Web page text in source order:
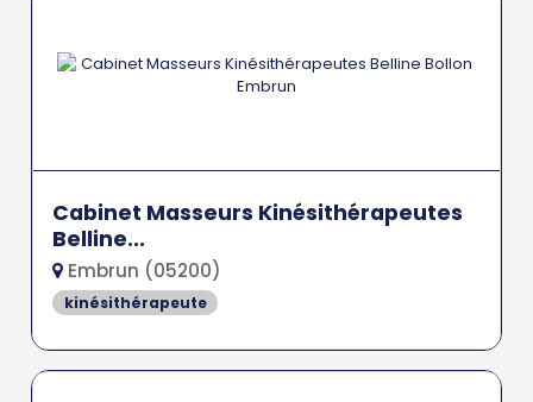
Cabinet Masseurs Kinésithérapeutes
Belline...
Embrun (05200)
kinésithérapeute